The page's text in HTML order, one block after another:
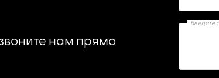
нам прямо
Введите